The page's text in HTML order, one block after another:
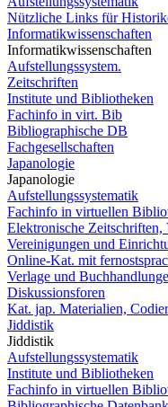
Nützliche Links für
Informatikwissenschaften
Informatikwissenschaften
Aufstellungssystem.
Zeitschriften
Institute und Bibliotheken
Fachinfo in virt. Bib
Bibliographische DB
Fachgesellschaften
Japanologie
Japanologie
Aufstellungssystematik
Fachinfo in virtuellen
Elektronische Zeitschriften,
Vereinigungen und
Online-Kat. mit
Verlage und
Diskussionsforen
Kat. jap. Materialien,
Jiddistik
Jiddistik
Aufstellungssystematik
Institute und Bibliotheken
Fachinfo in virtuellen